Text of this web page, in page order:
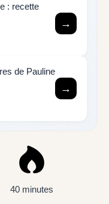
: recette
→
de Pauline
→
40 minutes